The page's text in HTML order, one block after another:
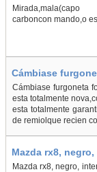
Mirada,mala(capo
carboncon mando,o
Cámbiase
Cámbiase furgoneta
esta totalmente
esta totalmente
de remiolque recien
Mazda rx8,
Mazda rx8, negro,